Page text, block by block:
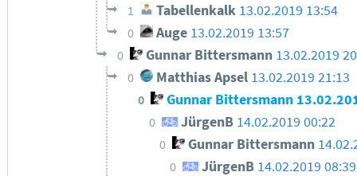
1 Tabellenkalk 13.02.2019 13:54
0 Auge 13.02.2019 13:57
0 Gunnar Bittersmann 13.02.2019
0 Matthias Apsel 13.02.2019 21:13
0 Gunnar Bittersmann
0 JürgenB 14.02.2019 00:22
0 Gunnar Bittersmann
0 JürgenB 14.02.2019 08:39